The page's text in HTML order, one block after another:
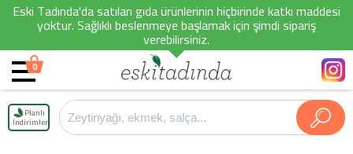
Eski Tadında'da satılan gıda ürünlerinin hiçbirinde katkı maddesi
yoktur. Sağlıklı beslenmeye başlamak için şimdi sipariş
verebilirsiniz.
0
Planlı
İndirimler